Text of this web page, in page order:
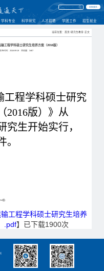
学校首页
学科专业 科学研究 人才招聘 学团工作 招生就业
当前位置：首页-研究生教育-正文
工程学科硕士研究生培养方案（2016版）
发布时间：2016-09-19 浏览量： 3467
工程学科硕士研究
（2016版）》 从
究生开始实行，
。
版）
工程学科硕士研究生培养
.pdf】已下载1900次